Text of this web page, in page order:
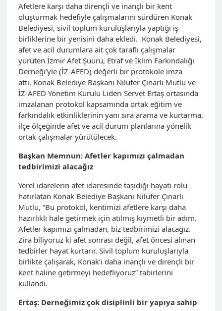
Afetlere karşı daha dirençli ve inançlı bir kent
oluşturmak hedefiyle çalışmalarını sürdüren Konak
Belediyesi, sivil toplum kuruluşlarıyla yaptığı iş
birliklerine bir yenisini daha ekledi. Konak Belediyesi,
afet ve acil durumlara ait çok taraflı çalışmalar
yürüten İzmir Afet Şuuru, Etraf ve İklim Farkındalığı
Derneği’yle (İZ-AFED) değerli bir protokole imza
attı. Konak Belediye Başkanı Nilüfer Çınarlı Mutlu ve
İZ-AFED Yönetim Kurulu Lideri Servet Ertaş ortasında
imzalanan protokol kapsamında ortak eğitim ve
farkındalık etkinliklerinin yanı sıra arama ve kurtarma,
ilçe ölçeğinde afet ve acil durum planlarına yönelik
ortak çalışmalar yürütülecek.
Başkan Memnun: Afetler kapımızı çalmadan
tedbirimizi alacağız
Yerel idarelerin afet idaresinde taşıdığı hayati rolü
hatırlatan Konak Belediye Başkanı Nilüfer Çınarlı
Mutlu, “Bu protokol, kentimizi afetlere karşı daha
hazırlıklı hale getirmek için atılmış kıymetli bir adım.
Afetler kapımızı çalmadan, biz tedbirimizi alacağız.
Zira biliyoruz ki afet sonrası değil, afet öncesi alınan
tedbirler hayat kurtarır. Sivil toplum kuruluşlarıyla
birlikte çalışarak, Konak’ı daha inançlı ve dirençli bir
kent haline getirmeyi hedefliyoruz” tabirlerini
kullandı.
Ertaş: Derneğimiz çok disiplinli bir yapıya sahip